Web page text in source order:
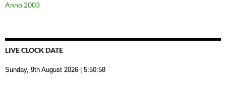
Anno 2003
LIVE CLOCK DATE
Sunday, 9th August 2026 | 5:50:58